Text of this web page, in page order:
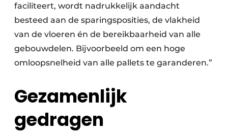
faciliteert, wordt nadrukkelijk aandacht
besteed aan de sparingsposities, de vlakheid
van de vloeren én de bereikbaarheid van alle
gebouwdelen. Bijvoorbeeld om een hoge
omloopsnelheid van alle pallets te garanderen.”
Gezamenlijk
gedragen